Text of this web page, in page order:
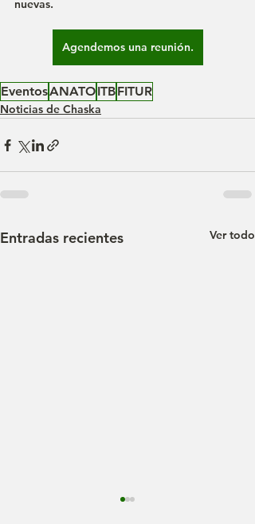
nuevas.
Agendemos una reunión.
EventosANATOITBFITUR
Noticias de Chaska
Entradas recientes Ver todo